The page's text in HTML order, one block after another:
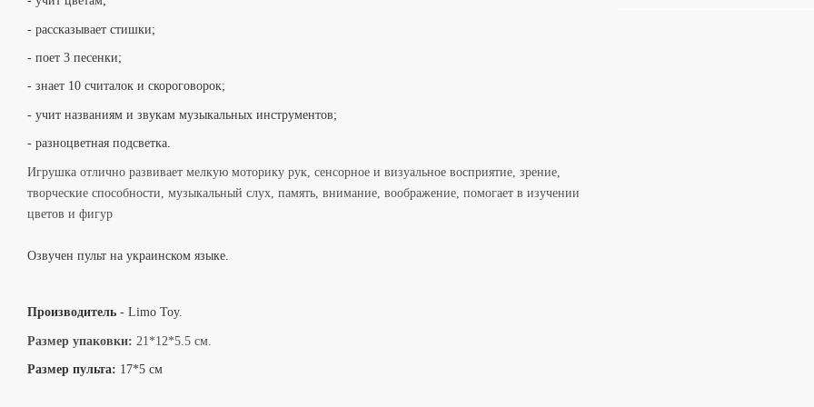
- рассказывает стишки;
- поет 3 песенки;
- знает 10 считалок и скороговорок;
- учит названиям и звукам музыкальных инструментов;
- разноцветная подсветка.
Игрушка отлично развивает мелкую моторику рук, сенсорное и визуальное восприятие, зрение,
творческие способности, музыкальный слух, память, внимание, воображение, помогает в изучении
цветов и фигур
Озвучен пульт на украинском языке.
Производитель - Limo Toy.
Размер упаковки: 21*12*5.5 см.
Размер пульта: 17*5 см